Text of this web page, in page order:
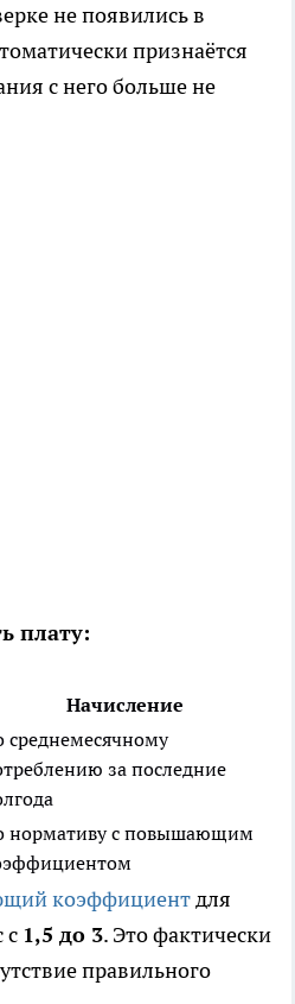
не появились в
признаётся
с него больше не
плату:
Начисление
среднемесячному
за последние
нормативу с повышающим
коэффициентдля
с 1,5 до 3. Это фактически
правильного